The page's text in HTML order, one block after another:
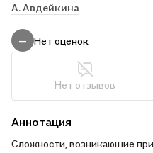
А. Авдейкина
— Нет оценок
Нет отзывов
Аннотация
Сложности, возникающие при